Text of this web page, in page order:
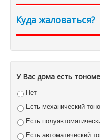
Куда жаловаться?
У Вас дома есть
Нет
Есть механический
Есть
Есть автоматический